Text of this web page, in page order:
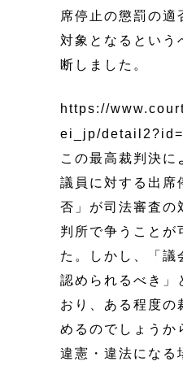
席停止の懲罰の適
対象となるという
断しました。
https://
ei_jp/
この最高裁判決に
議員に対する出席
否」が司法審査の
判所で争うことが
た。しかし、「議
認められるべき」
おり、ある程度の
めるのでしょうか
違憲・違法になる